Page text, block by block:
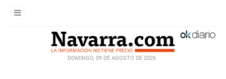
DOMINGO, 09 DE AGOSTO DE 2026